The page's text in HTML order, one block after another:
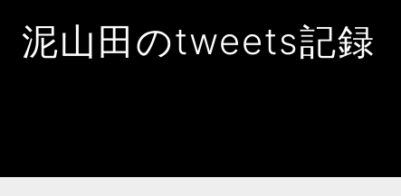
泥山田のtweets記録